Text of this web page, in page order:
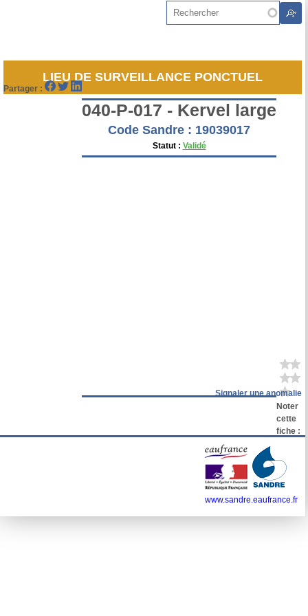
Rechercher
LIEU DE SURVEILLANCE PONCTUEL
040-P-017 - Kervel large
Code Sandre : 19039017
Statut : Validé
Noter
cette
fiche :
Partager :
Signaler une anomalie
www.sandre.eaufrance.fr